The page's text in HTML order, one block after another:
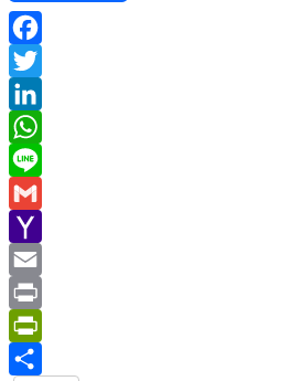
Facebook
Twitter
LinkedIn
WhatsApp
Line
Gmail
Yahoo
Mail
Email
Print
PrintFriendly